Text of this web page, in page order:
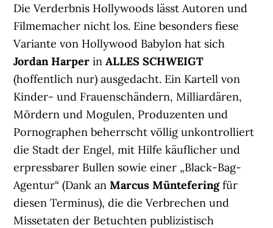
Die Verderbnis Hollywoods lässt Autoren und
Filmemacher nicht los. Eine besonders fiese
Variante von Hollywood Babylon hat sich
Jordan Harper inALLES SCHWEIGT
(hoffentlich nur) ausgedacht. Ein Kartell von
Kinder- und Frauenschändern, Milliardären,
Mördern und Mogulen, Produzenten und
Pornographen beherrscht völlig unkontrolliert
die Stadt der Engel, mit Hilfe käuflicher und
erpressbarer Bullen sowie einer „Black-Bag-
Agentur“ (Dank anMarcus Münteferingfür
diesen Terminus), die die Verbrechen und
Missetaten der Betuchten publizistisch